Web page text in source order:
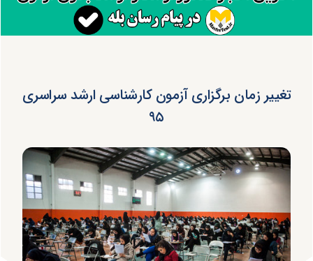
تغییر زمان برگزاری آزمون کارشناسی ارشد سراسری
۹۵